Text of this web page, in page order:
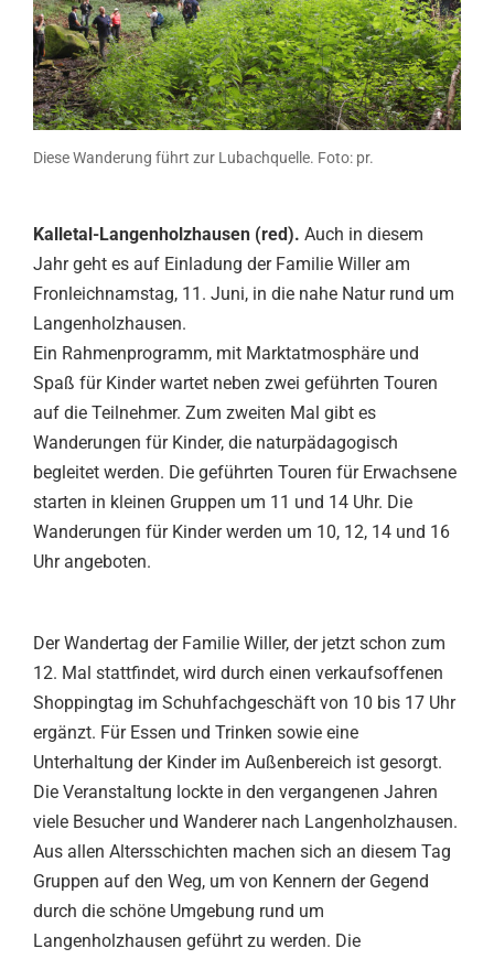
Diese Wanderung führt zur Lubachquelle. Foto: pr.
Kalletal-Langenholzhausen (red). Auch in diesem
Jahr geht es auf Einladung der Familie Willer am
Fronleichnamstag, 11. Juni, in die nahe Natur rund um
Langenholzhausen.
Ein Rahmenprogramm, mit Marktatmosphäre und
Spaß für Kinder wartet neben zwei geführten Touren
auf die Teilnehmer. Zum zweiten Mal gibt es
Wanderungen für Kinder, die naturpädagogisch
begleitet werden. Die geführten Touren für Erwachsene
starten in kleinen Gruppen um 11 und 14 Uhr. Die
Wanderungen für Kinder werden um 10, 12, 14 und 16
Uhr angeboten.
Der Wandertag der Familie Willer, der jetzt schon zum
12. Mal stattfindet, wird durch einen verkaufsoffenen
Shoppingtag im Schuhfachgeschäft von 10 bis 17 Uhr
ergänzt. Für Essen und Trinken sowie eine
Unterhaltung der Kinder im Außenbereich ist gesorgt.
Die Veranstaltung lockte in den vergangenen Jahren
viele Besucher und Wanderer nach Langenholzhausen.
Aus allen Altersschichten machen sich an diesem Tag
Gruppen auf den Weg, um von Kennern der Gegend
durch die schöne Umgebung rund um
Langenholzhausen geführt zu werden. Die